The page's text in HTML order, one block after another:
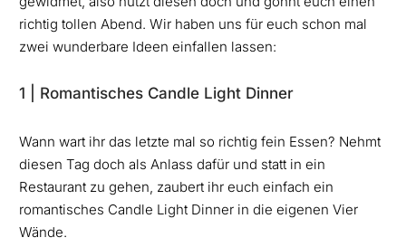
richtig tollen Abend. Wir haben uns für euch schon mal
zwei wunderbare Ideen einfallen lassen:
1 | Romantisches Candle Light Dinner
Wann wart ihr das letzte mal so richtig fein Essen? Nehmt
diesen Tag doch als Anlass dafür und statt in ein
Restaurant zu gehen, zaubert ihr euch einfach ein
romantisches Candle Light Dinner in die eigenen Vier
Wände.